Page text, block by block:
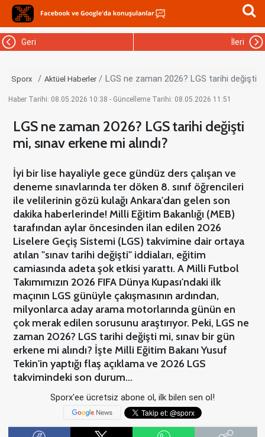
Geri İleri
Sporx Aktüel Haberler LGS ne zaman 2026? LGS tarihi değişti
Haber Tarihi: 08.05.2026 10:38 - Güncelleme Tarihi: 08.05.2026 11:51
LGS ne zaman 2026? LGS tarihi değişti
mi, sınav erkene mi alındı?
İyi bir lise hayaliyle gece gündüz ders çalışan ve
deneme sınavlarında ter döken 8. sınıf öğrencileri
ile velilerinin gözü kulağı Ankara'dan gelen son
dakika haberlerinde! Milli Eğitim Bakanlığı (MEB)
tarafından aylar öncesinden ilan edilen 2026
Liselere Geçiş Sistemi (LGS) takvimine dair ortaya
atılan "sınav tarihi değişti" iddiaları, eğitim
camiasında adeta şok etkisi yarattı. A Milli Futbol
Takımımızın 2026 FIFA Dünya Kupası'ndaki ilk
maçının LGS günüyle çakışmasının ardından,
milyonlarca aday arama motorlarında günün en
çok merak edilen sorusunu araştırıyor. Peki, LGS ne
zaman 2026? LGS tarihi değişti mi, sınav bir gün
erkene mi alındı? İşte Milli Eğitim Bakanı Yusuf
Tekin'in yaptığı flaş açıklama ve 2026 LGS
takvimindeki son durum…
Sporx'ee ücretsiz abone ol, ilk bilen sen ol!